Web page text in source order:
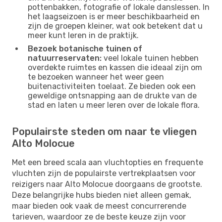
pottenbakken, fotografie of lokale danslessen. In
het laagseizoen is er meer beschikbaarheid en
zijn de groepen kleiner, wat ook betekent dat u
meer kunt leren in de praktijk.
Bezoek botanische tuinen of
natuurreservaten: veel lokale tuinen hebben
overdekte ruimtes en kassen die ideaal zijn om
te bezoeken wanneer het weer geen
buitenactiviteiten toelaat. Ze bieden ook een
geweldige ontsnapping aan de drukte van de
stad en laten u meer leren over de lokale flora.
Populairste steden om naar te vliegen
Alto Molocue
Met een breed scala aan vluchtopties en frequente
vluchten zijn de populairste vertrekplaatsen voor
reizigers naar Alto Molocue doorgaans de grootste.
Deze belangrijke hubs bieden niet alleen gemak,
maar bieden ook vaak de meest concurrerende
tarieven, waardoor ze de beste keuze zijn voor